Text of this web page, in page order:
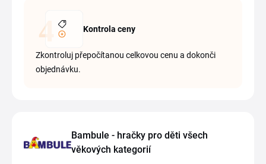
Kontrola ceny
Zkontroluj přepočítanou celkovou cenu a dokonči
objednávku.
Bambule - hračky pro děti všech
věkových kategorií